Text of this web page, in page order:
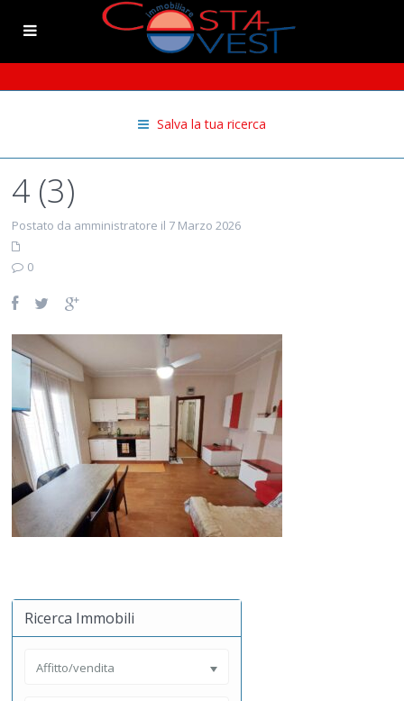
Salva la tua ricerca
4 (3)
Postato da amministratore il 7 Marzo 2026
0
Ricerca Immobili
Affitto/vendita